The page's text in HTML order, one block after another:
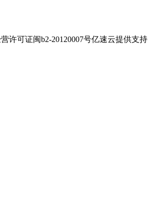
许可证闽b2-20120007号亿速云提供支持